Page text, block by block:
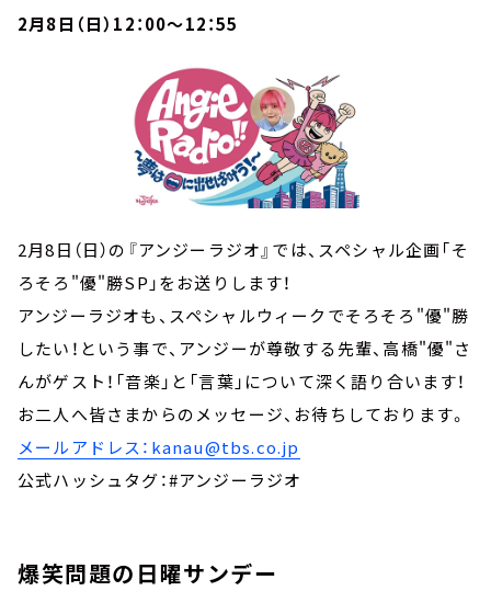
2月8日（日）12：00～12：55
2月8日（日）の『アンジーラジオ』では、スペシャル企画「そ
ろそろ"優"勝SP」をお送りします！
アンジーラジオも、スペシャルウィークでそろそろ"優"勝
したい！という事で、アンジーが尊敬する先輩、高橋"優"さ
んがゲスト！「音楽」と「言葉」について深く語り合います！
お二人へ皆さまからのメッセージ、お待ちしております。
メールアドレス：kanau@tbs.co.jp
公式ハッシュタグ：#アンジーラジオ
爆笑問題の日曜サンデー